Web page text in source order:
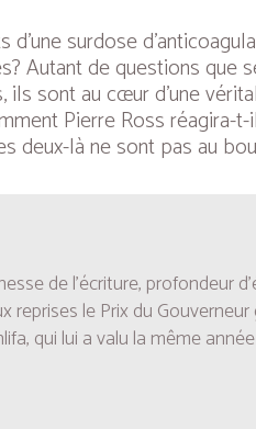
surdose
Autant de questions
ils sont au cœur d’une
Pierre Ross
deux-là ne sont pas au
de l’écriture, profondeur
le Prix du
, qui lui a valu la même